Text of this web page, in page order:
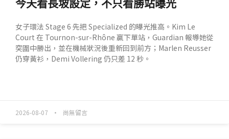
女子環法 Stage 6 先把 Specialized 的曝光推高。Kim Le
Court 在 Tournon-sur-Rhône 贏下單站，Guardian 報導她從
突圍中勝出，並在機械狀況後重新回到前方；Marlen Reusser
仍穿黃衫，Demi Vollering 仍只差 12 秒。
2026-08-07 尚無留言